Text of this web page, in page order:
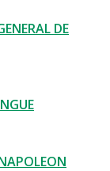
DE